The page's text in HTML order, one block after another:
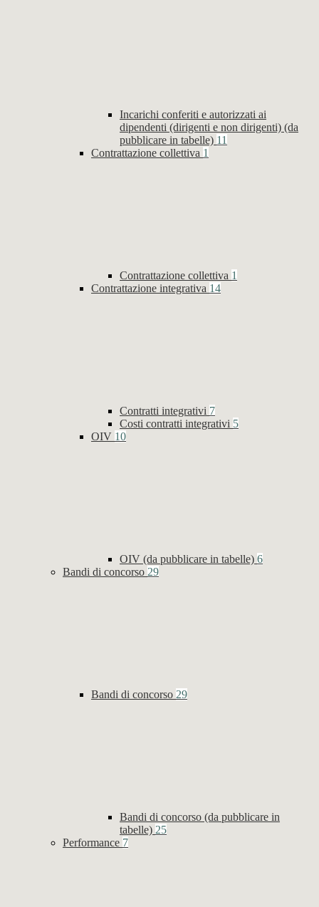
Incarichi conferiti e autorizzati ai
dipendenti (dirigenti e non dirigenti) (da
pubblicare in tabelle) 11
Contrattazione collettiva 1
Contrattazione collettiva 1
Contrattazione integrativa 14
Contratti integrativi 7
Costi contratti integrativi 5
OIV 10
OIV (da pubblicare in tabelle) 6
Bandi di concorso 29
Bandi di concorso 29
Bandi di concorso (da pubblicare in
tabelle) 25
Performance 7